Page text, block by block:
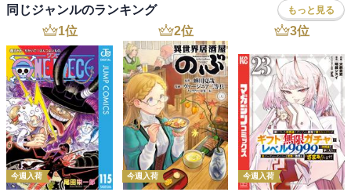
同じジャンルのランキング もっと見る
1位
今週入荷
2位
今週入荷
3位
今週入荷